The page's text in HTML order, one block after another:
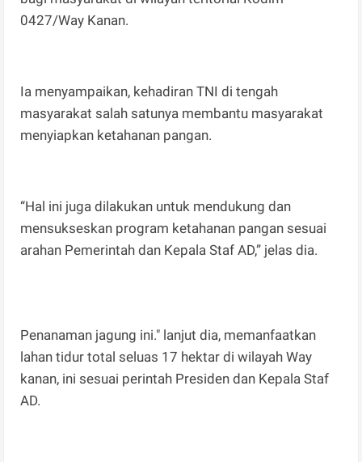
0427/Way Kanan.
Ia menyampaikan, kehadiran TNI di tengah
masyarakat salah satunya membantu masyarakat
menyiapkan ketahanan pangan.
“Hal ini juga dilakukan untuk mendukung dan
mensukseskan program ketahanan pangan sesuai
arahan Pemerintah dan Kepala Staf AD,” jelas dia.
Penanaman jagung ini." lanjut dia, memanfaatkan
lahan tidur total seluas 17 hektar di wilayah Way
kanan, ini sesuai perintah Presiden dan Kepala Staf
AD.